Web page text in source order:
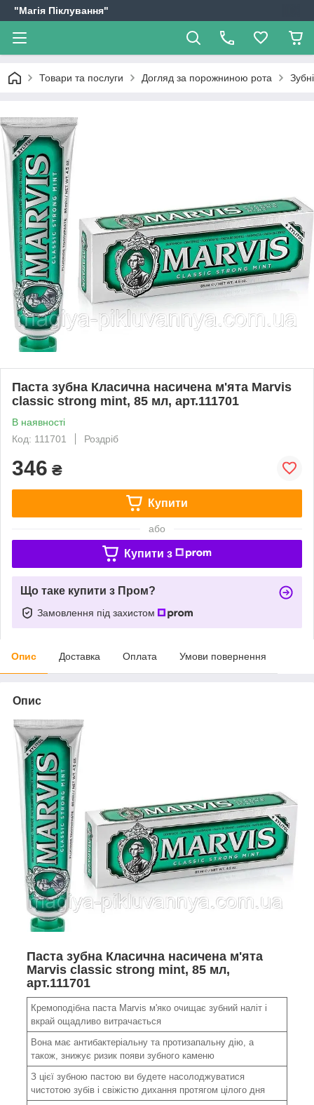
"Магія Піклування"
Товари та послуги Догляд за порожниною рота
Паста зубна Класична насичена м'ята Marvis
classic strong mint, 85 мл, арт.111701
В наявності
Код: 111701
Роздріб
346 ₴
Купити
або
Купити з
Що таке купити з Пром?
Замовлення під захистом
Опис Доставка Оплата Умови повернення
Опис
Паста зубна Класична насичена м'ята
Marvis classic strong mint, 85 мл,
арт.111701
Кремоподібна паста Marvis м'яко очищає зубний наліт і
вкрай ощадливо витрачається
Вона має антибактеріальну та протизапальну дію, а
також, знижує ризик появи зубного каменю
З цієї зубною пастою ви будете насолоджуватися
чистотою зубів і свіжістю дихання протягом цілого дня